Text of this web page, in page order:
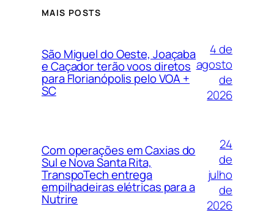
MAIS POSTS
São Miguel do Oeste, Joaçaba
e Caçador terão voos diretos
para Florianópolis pelo VOA +
SC
4 de
agosto
de
2026
Com operações em Caxias do
Sul e Nova Santa Rita,
TranspoTech entrega
empilhadeiras elétricas para a
Nutrire
24
de
julho
de
2026